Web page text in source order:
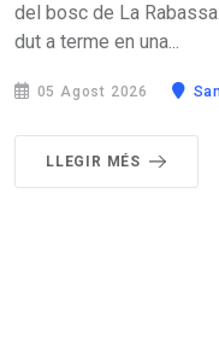
del bosc de La
dut a terme en una...
05 Agost 2026
LLEGIR MÉS